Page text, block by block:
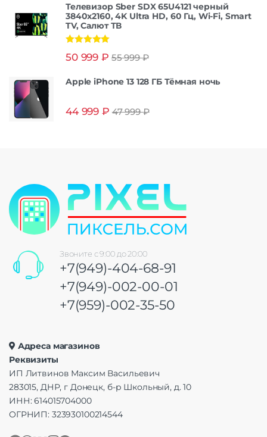
Телевизор Sber SDX 65U4121 черный
3840x2160, 4K Ultra HD, 60 Гц, Wi-Fi, Smart
TV, Салют ТВ
из 5
50 999 ₽ 55 999₽
Apple iPhone 13 128 ГБ Тёмная ночь
44 999 ₽ 47 999₽
Звоните с 9:00 до 20:00
+7(949)-404-68-91
+7(949)-002-00-01
+7(959)-002-35-50
Адреса магазинов
Реквизиты
ИП Литвинов Максим Васильевич
283015, ДНР, г Донецк, б-р Школьный, д. 10
ИНН: 614015704000
ОГРНИП: 323930100214544